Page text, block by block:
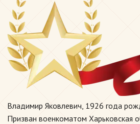
Владимир Яковлевич, 1926 года
Призван военкоматом Харьковская